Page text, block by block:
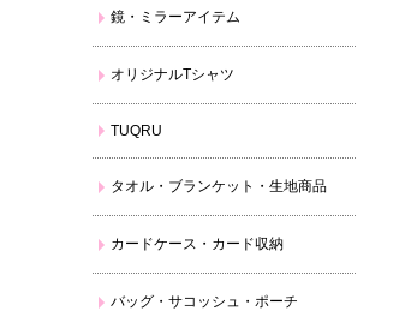
鏡・ミラーアイテム
オリジナルTシャツ
TUQRU
タオル・ブランケット・生地商品
カードケース・カード収納
バッグ・サコッシュ・ポーチ